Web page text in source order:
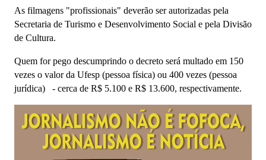
As filmagens "profissionais" deverão ser autorizadas pela
Secretaria de Turismo e Desenvolvimento Social e pela Divisão
de Cultura.
Quem for pego descumprindo o decreto será multado em 150
vezes o valor da Ufesp (pessoa física) ou 400 vezes (pessoa
jurídica) - cerca de R$ 5.100 e R$ 13.600, respectivamente.